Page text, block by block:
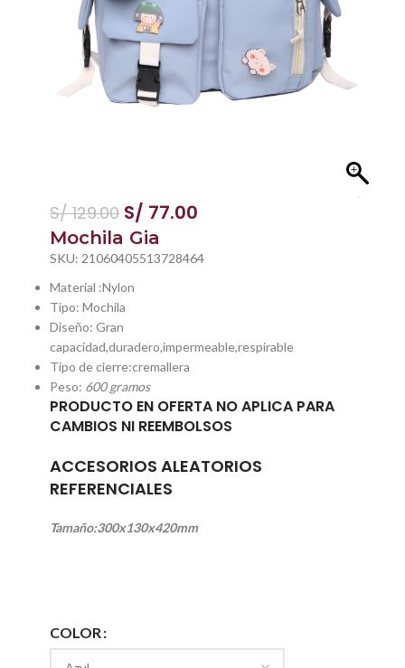
S/129.00 S/ 77.00
Mochila Gia
SKU: 21060405513728464
Material :Nylon
Tipo: Mochila
Diseño: Gran
capacidad,duradero,impermeable,respirable
Tipo de cierre:cremallera
Peso: 600 gramos
PRODUCTO EN OFERTA NO APLICA PARA
CAMBIOS NI REEMBOLSOS
ACCESORIOS ALEATORIOS
REFERENCIALES
Tamaño:300x130x420mm
COLOR